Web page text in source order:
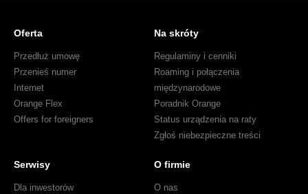
Oferta
Przedłuż umowę
Przenieś numer
Internet
Orange Flex
Offers for foreigners
Na skróty
Regulaminy i cenniki
Roaming i połączenia
międzynarodowe
Poradnik Orange
Status urządzenia na raty
Zgłoś niebezpieczne treści
Serwisy
Dla inwestorów
O firmie
O nas